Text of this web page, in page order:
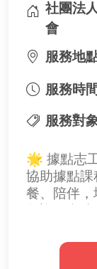
現在就報
社團法
會
服務地
服務時
服務對
🌟 據點志
協助據點
餐、陪伴，
歡迎願意
可以跟著